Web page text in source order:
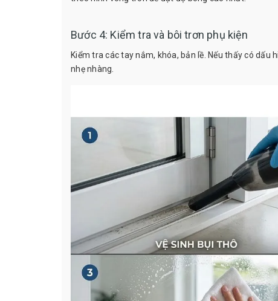
Bước 4: Kiểm tra và bôi trơn phụ kiện
Kiểm tra các tay nắm, khóa, bản lề. Nếu thấy có
nhẹ nhàng.